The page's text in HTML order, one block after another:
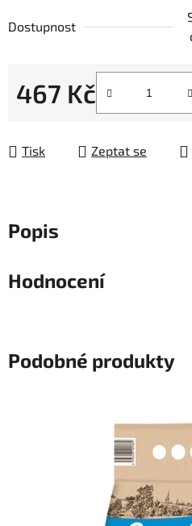
Dostupnost
467 Kč
Tisk Zeptat se
Popis
Hodnocení
Podobné produkty